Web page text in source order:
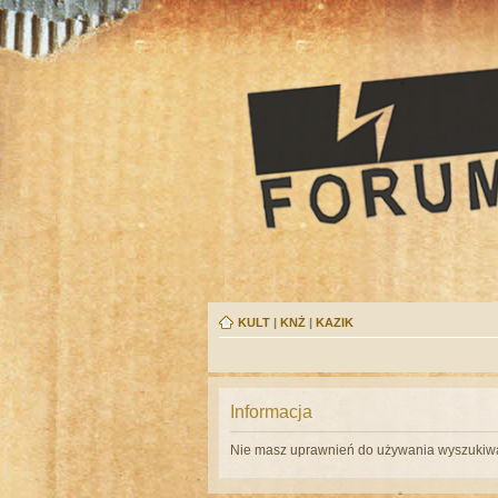
KULT | KNŻ | KAZIK
Informacja
Nie masz uprawnień do używania